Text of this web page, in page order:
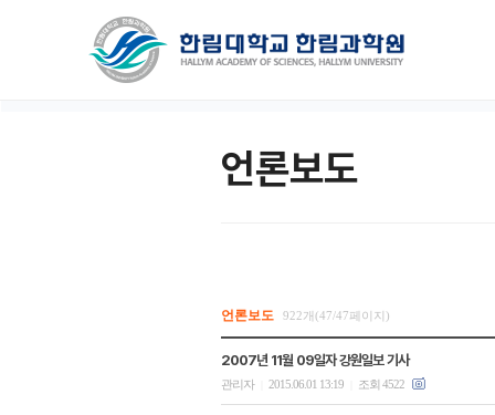
언론보도
언론보도 922개(47/47페이지)
2007년 11월 09일자 강원일보 기사
관리자 2015.06.01 13:19 조회 4522